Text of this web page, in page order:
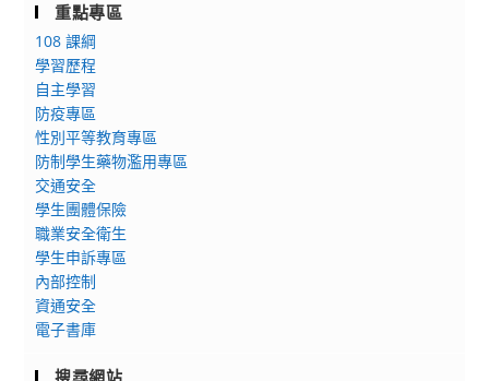
重點專區
108 課綱
學習歷程
自主學習
防疫專區
性別平等教育專區
防制學生藥物濫用專區
交通安全
學生團體保險
職業安全衛生
學生申訴專區
內部控制
資通安全
電子書庫